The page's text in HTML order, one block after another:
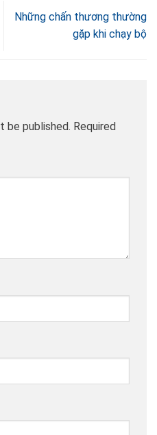
Những chấn thương thường
gặp khi chạy bộ
be published. Required